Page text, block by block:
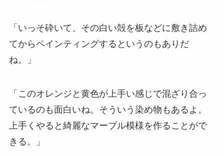
「いっそ砕いて、その白い殻を板などに敷き詰め
てからペインティングするというのもありだ
ね。」
「このオレンジと黄色が上手い感じで混ざり合っ
ているのも面白いね。そういう染め物もあるよ。
上手くやると綺麗なマーブル模様を作ることがで
きる。」